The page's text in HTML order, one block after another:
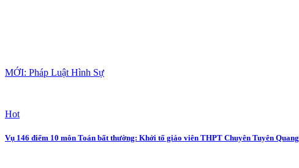
MỚI: Pháp Luật Hình Sự
Hot
Vụ 146 điểm 10 môn Toán bất thường: Khởi tố giáo viên THPT Chuyên Tuyên Quang